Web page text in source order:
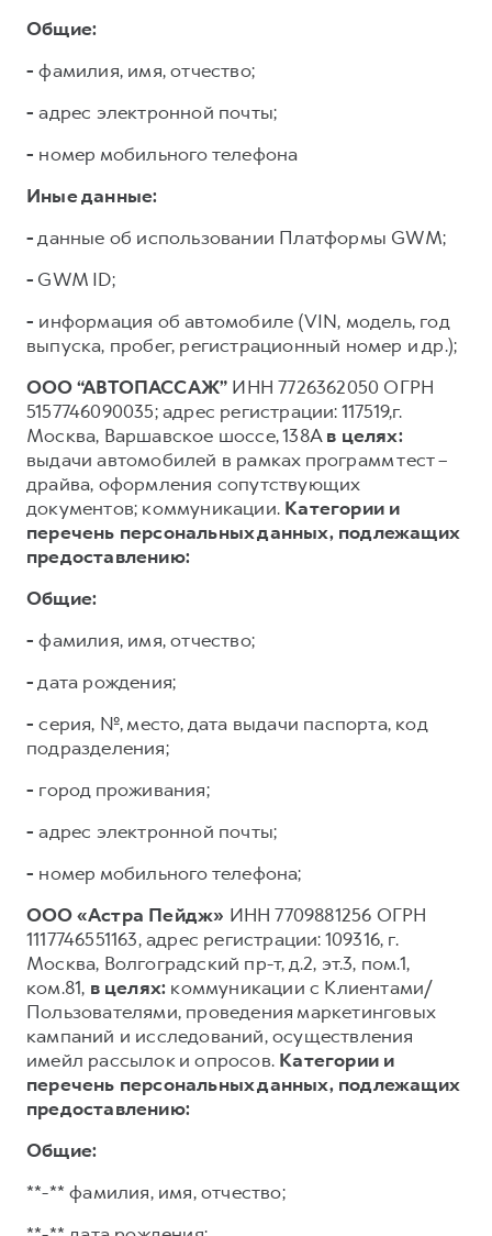
Общие:
- фамилия, имя, отчество;
- адрес электронной почты;
- номер мобильного телефона
Иные данные:
-данные об использовании Платформы GWM;
- GWM ID;
- информация об автомобиле (VIN, модель, год
выпуска, пробег, регистрационный номер и др.);
ООО “АВТОПАССАЖ” ИНН 7726362050 ОГРН
5157746090035; адрес регистрации: 117519,г.
Москва, Варшавское шоссе, 138Ав целях:
выдачи автомобилей в рамках программ тест –
драйва, оформления сопутствующих
документов; коммуникации. Категории и
перечень персональных данных, подлежащих
предоставлению:
Общие:
- фамилия, имя, отчество;
-дата рождения;
- серия, №, место, дата выдачи паспорта, код
подразделения;
- город проживания;
- адрес электронной почты;
- номер мобильного телефона;
ООО «Астра Пейдж» ИНН 7709881256 ОГРН
1117746551163, адрес регистрации: 109316, г.
Москва, Волгоградский пр-т, д.2, эт.3, пом.1,
ком.81, в целях: коммуникации с Клиентами/
Пользователями, проведения маркетинговых
кампаний и исследований, осуществления
имейл рассылок и опросов. Категории и
перечень персональных данных, подлежащих
предоставлению:
Общие:
**-** фамилия, имя, отчество;